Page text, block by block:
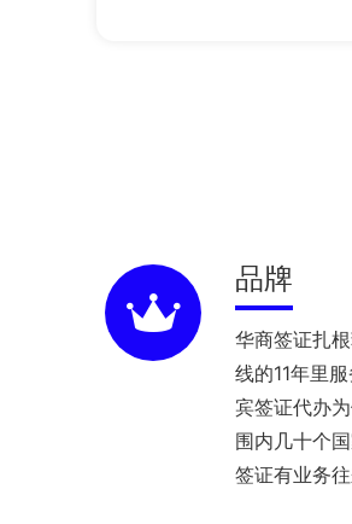
品牌
华商签证扎
线的11年里
宾签证代办
围内几十个
签证有业务往